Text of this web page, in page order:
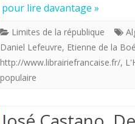
pour lire davantage »
Limites de la république
Daniel Lefeuvre, Etienne de la
http://www.librairiefrancaise.fr/,
populaire